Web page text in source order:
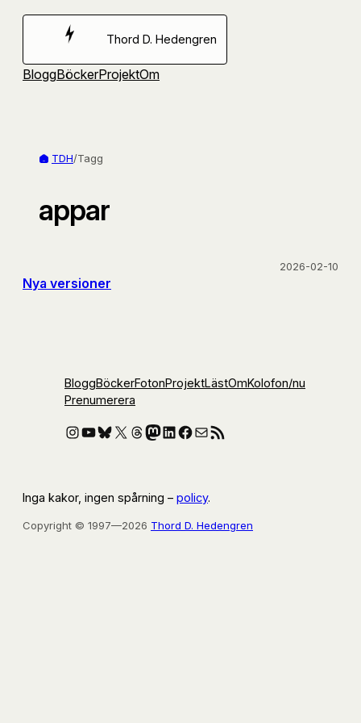
Hoppa
Thord D. Hedengren
BloggBöckerProjektOm
TDH/Tagg
appar
Nya versioner
2026-02-10
BloggBöckerFotonProjektLästOmKolofon/nu
Prenumerera
Instagram
YouTube
Bluesky
X Threads
Mastodon
LinkedIn
Facebook
E-postRSS-flöde
Inga kakor, ingen spårning – policy.
Copyright © 1997—2026 Thord D. Hedengren